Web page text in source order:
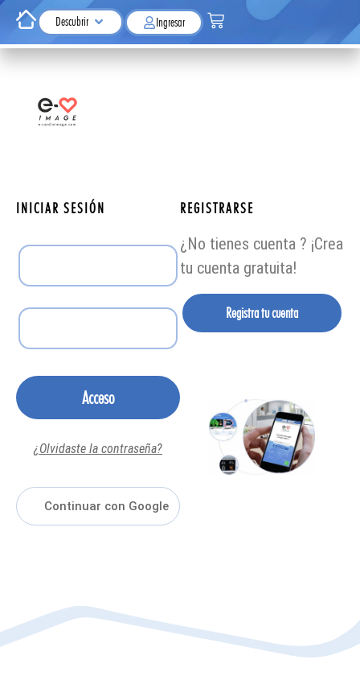
Descubrir Ingresar
INICIAR SESIÓN
Acceso
¿Olvidaste la contraseña?
REGISTRARSE
¿No tienes cuenta ? ¡Crea
tu cuenta gratuita!
Registra tu cuenta